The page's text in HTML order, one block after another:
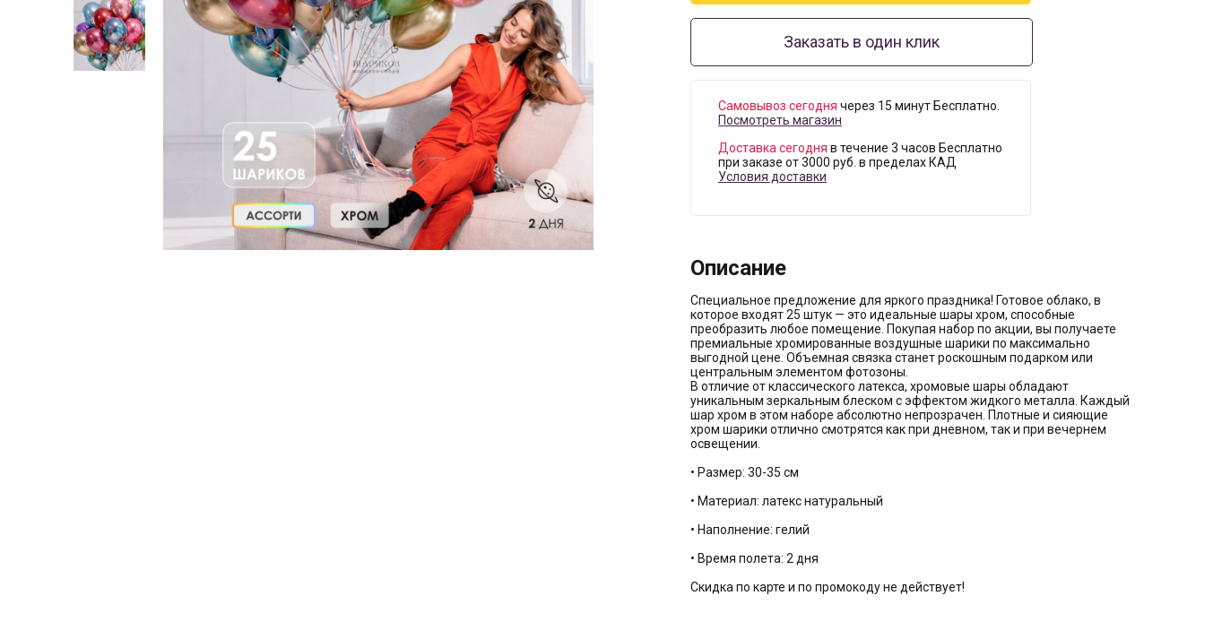
Заказать в один клик
Самовывоз сегодня через 15 минут Бесплатно.
Посмотреть магазин
Доставка сегодня в течение 3 часов Бесплатно
при заказе от 3000 руб. в пределах КАД
Условия доставки
Описание
Специальное предложение для яркого праздника! Готовое облако, в
которое входят 25 штук — это идеальные шары хром, способные
преобразить любое помещение. Покупая набор по акции, вы получаете
премиальные хромированные воздушные шарики по максимально
выгодной цене. Объемная связка станет роскошным подарком или
центральным элементом фотозоны.
В отличие от классического латекса, хромовые шары обладают
уникальным зеркальным блеском с эффектом жидкого металла. Каждый
шар хром в этом наборе абсолютно непрозрачен. Плотные и сияющие
хром шарики отлично смотрятся как при дневном, так и при вечернем
освещении.
• Размер: 30-35 см
• Материал: латекс натуральный
• Наполнение: гелий
• Время полета: 2 дня
Скидка по карте и по промокоду не действует!